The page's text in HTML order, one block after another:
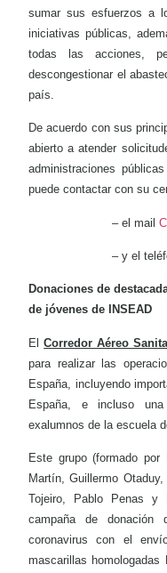
sumar sus esfuerzos a
iniciativas públicas,
todas las acciones,
descongestionar el
país.
De acuerdo con sus
abierto a atender
administraciones
puede contactar con su
– el mail
– y el
Donaciones de
de jóvenes de INSEAD
ElCorredor Aéreo
para realizar las
España, incluyendo
España, e incluso
exalumnos de la escuela
Este grupo (formado por
Martín, Guillermo
Tojeiro, Pablo Penas y
campaña de donación
coronavirus con el
mascarillas